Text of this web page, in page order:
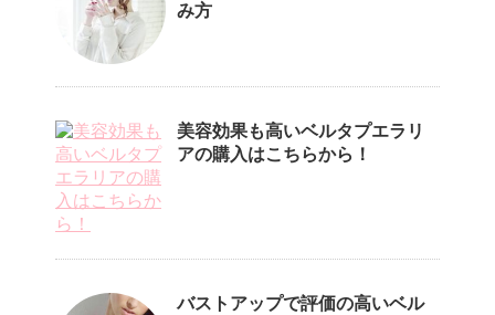
み方
美容効果も高いベルタプエラリ
アの購入はこちらから！
バストアップで評価の高いベル